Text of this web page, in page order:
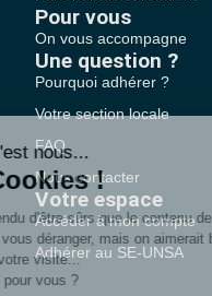
Pour vous
On vous accompagne
Une question ?
Pourquoi adhérer ?
Votre section locale
FAQ
Nous contacter
Votre espace
Accéder à mon compte
Adhérer au SE-UNSA